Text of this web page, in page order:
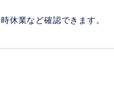
休業など確認できます。